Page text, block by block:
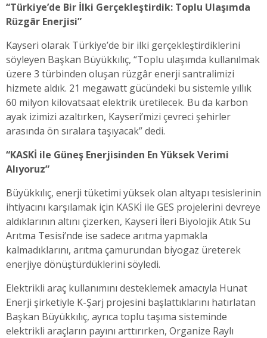
“Türkiye’de Bir İlki Gerçekleştirdik: Toplu Ulaşımda
Rüzgâr Enerjisi”
Kayseri olarak Türkiye’de bir ilki gerçekleştirdiklerini
söyleyen Başkan Büyükkılıç, “Toplu ulaşımda kullanılmak
üzere 3 türbinden oluşan rüzgâr enerji santralimizi
hizmete aldık. 21 megawatt gücündeki bu sistemle yıllık
60 milyon kilovatsaat elektrik üretilecek. Bu da karbon
ayak izimizi azaltırken, Kayseri’mizi çevreci şehirler
arasında ön sıralara taşıyacak” dedi.
“KASKİ ile Güneş Enerjisinden En Yüksek Verimi
Alıyoruz”
Büyükkılıç, enerji tüketimi yüksek olan altyapı tesislerinin
ihtiyacını karşılamak için KASKİ ile GES projelerini devreye
aldıklarının altını çizerken, Kayseri İleri Biyolojik Atık Su
Arıtma Tesisi’nde ise sadece arıtma yapmakla
kalmadıklarını, arıtma çamurundan biyogaz üreterek
enerjiye dönüştürdüklerini söyledi.
Elektrikli araç kullanımını desteklemek amacıyla Hunat
Enerji şirketiyle K-Şarj projesini başlattıklarını hatırlatan
Başkan Büyükkılıç, ayrıca toplu taşıma sisteminde
elektrikli araçların payını arttırırken, Organize Raylı